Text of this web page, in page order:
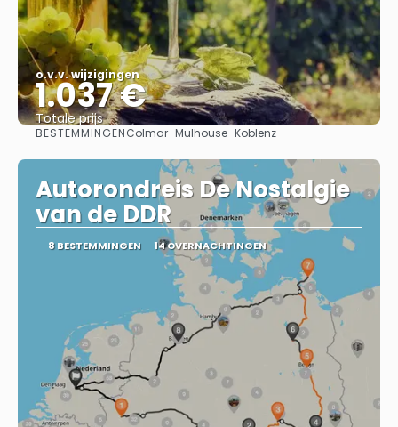
o.v.v. wijzigingen
1.037 €
Totale prijs
Bekijk
BESTEMMINGENColmar · Mulhouse · Koblenz
Autorondreis De Nostalgie
van de DDR
8 BESTEMMINGEN 14 OVERNACHTINGEN